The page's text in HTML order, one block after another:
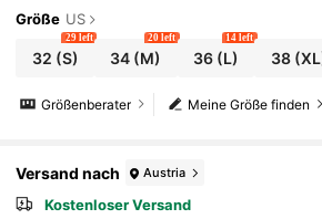
Größe US
32 (S)
29 left
34 (M)
20 left
36(L)
14 left
38
Meine Größe finden
Größenberater
Versand nach Austria
Kostenloser Versand